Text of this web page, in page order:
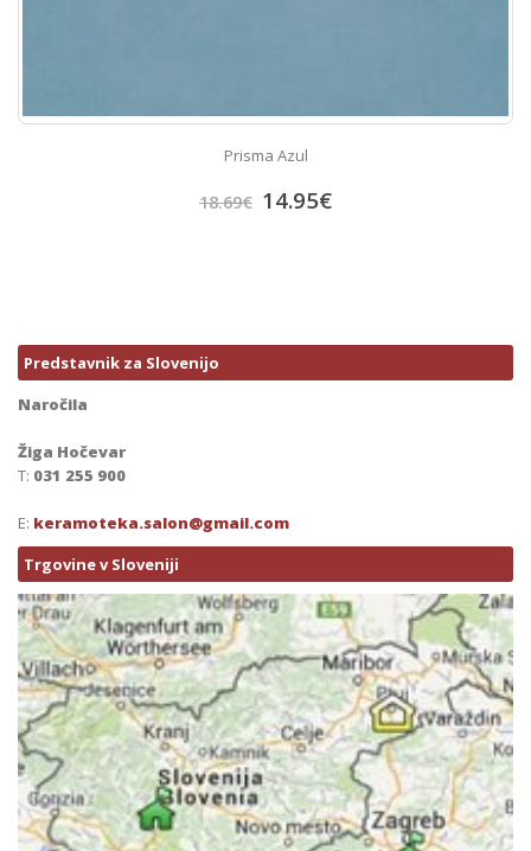
Prisma Azul
18.69€ 14.95€
Predstavnik za Slovenijo
Naročila
Žiga Hočevar
T: 031 255 900
E: keramoteka.salon@gmail.com
Trgovine v Sloveniji